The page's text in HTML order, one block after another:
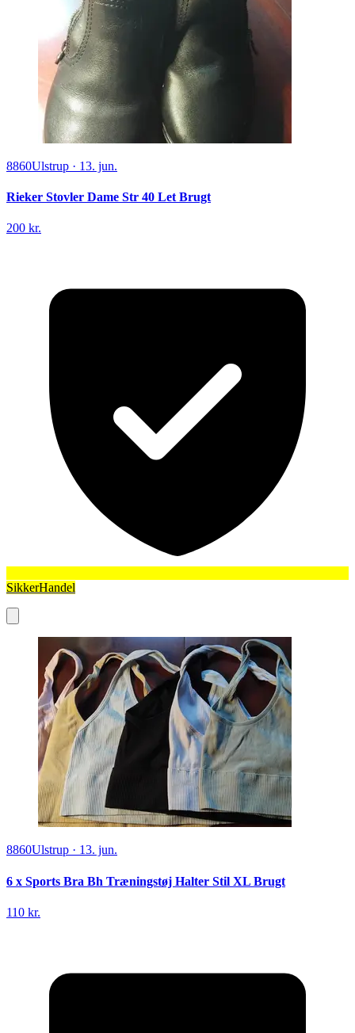
8860Ulstrup · 13. jun.
Rieker Stovler Dame Str 40 Let Brugt
200 kr.
SikkerHandel
8860Ulstrup · 13. jun.
6 x Sports Bra Bh Træningstøj Halter Stil XL Brugt
110 kr.